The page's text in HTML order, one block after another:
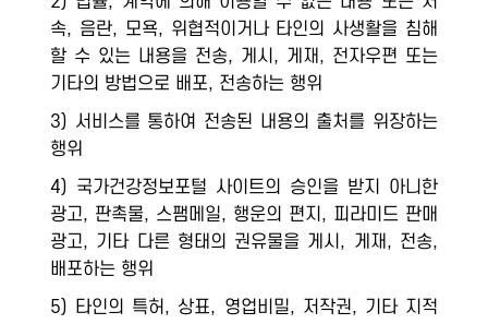
속, 음란, 모욕, 위협적이거나 타인의 사생활을 침해
할 수 있는 내용을 전송, 게시, 게재, 전자우편 또는
기타의 방법으로 배포, 전송하는 행위
3) 서비스를 통하여 전송된 내용의 출처를 위장하는
행위
4) 국가건강정보포털 사이트의 승인을 받지 아니한
광고, 판촉물, 스팸메일, 행운의 편지, 피라미드 판매
광고, 기타 다른 형태의 권유물을 게시, 게재, 전송,
배포하는 행위
5) 타인의 특허, 상표, 영업비밀, 저작권, 기타 지적